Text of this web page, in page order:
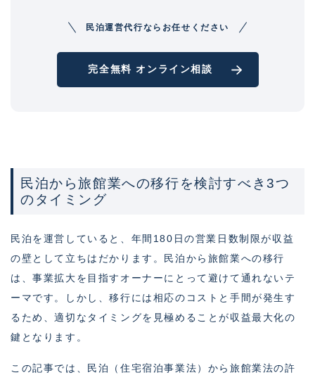
民泊運営代行ならお任せください
完全無料 オンライン相談
民泊から旅館業への移行を検討すべき3つ
のタイミング
民泊を運営していると、年間180日の営業日数制限が収益
の壁として立ちはだかります。民泊から旅館業への移行
は、事業拡大を目指すオーナーにとって避けて通れないテ
ーマです。しかし、移行には相応のコストと手間が発生す
るため、適切なタイミングを見極めることが収益最大化の
鍵となります。
この記事では、民泊（住宅宿泊事業法）から旅館業法の許